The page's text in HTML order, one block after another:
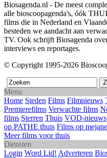
Biosagenda.nl - De meest
alle bioscoopagenda's, óók
films die in Nederland en
besteden we aandacht aan
TV. Ook schrijft Biosagenda
interviews en reportages.
© Copyright 1995-2026
Menu
Home Steden Films Filmnieuws
Premierefilms Verwachte films
films Sterren Thuis VOD-nieuws
op PATHE thuis Films op
Meer films voor thuis
Diensten
Login Word Lid! Adverteren